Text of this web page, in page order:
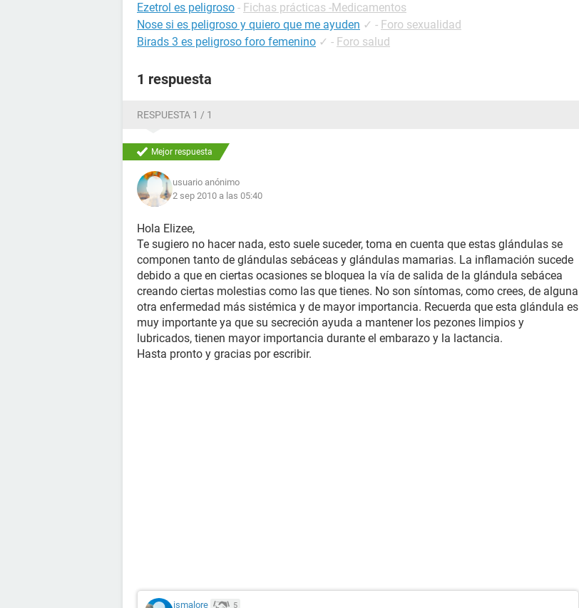
Ezetrol es peligroso - Fichas prácticas -Medicamentos
Nose si es peligroso y quiero que me ayuden ✓ - Foro sexualidad
Birads 3 es peligroso foro femenino ✓ - Foro salud
1 respuesta
RESPUESTA 1 / 1
Mejor respuesta
usuario anónimo
2 sep 2010 a las 05:40
Hola Elizee,
Te sugiero no hacer nada, esto suele suceder, toma en cuenta que estas glándulas se
componen tanto de glándulas sebáceas y glándulas mamarias. La inflamación sucede
debido a que en ciertas ocasiones se bloquea la vía de salida de la glándula sebácea
creando ciertas molestias como las que tienes. No son síntomas, como crees, de alguna
otra enfermedad más sistémica y de mayor importancia. Recuerda que esta glándula es
muy importante ya que su secreción ayuda a mantener los pezones limpios y
lubricados, tienen mayor importancia durante el embarazo y la lactancia.
Hasta pronto y gracias por escribir.
ismalore 5